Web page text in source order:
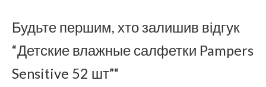
Будьте першим, хто залишив відгук
“Детские влажные салфетки Pampers
Sensitive 52 шт”“